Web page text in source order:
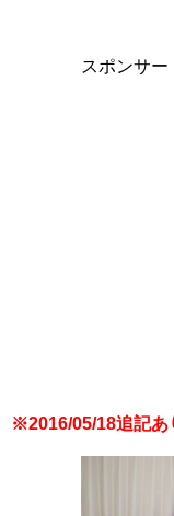
スポンサー
※2016/05/18追記あ